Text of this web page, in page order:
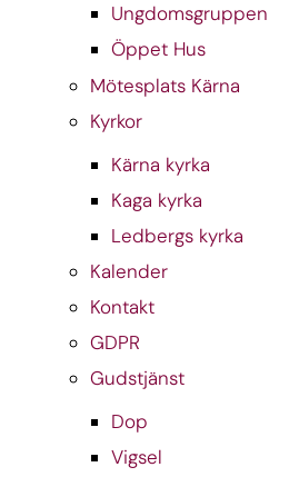
Ungdomsgruppen
Öppet Hus
Mötesplats Kärna
Kyrkor
Kärna kyrka
Kaga kyrka
Ledbergs kyrka
Kalender
Kontakt
GDPR
Gudstjänst
Dop
Vigsel